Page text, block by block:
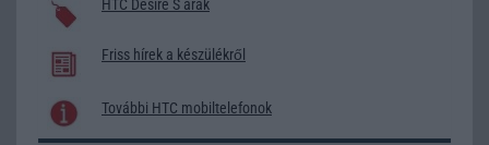
HTC Desire S árak
Friss hírek a készülékről
További HTC mobiltelefonok